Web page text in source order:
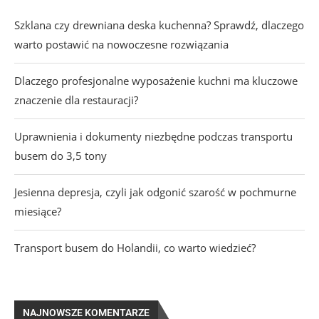
Szklana czy drewniana deska kuchenna? Sprawdź, dlaczego
warto postawić na nowoczesne rozwiązania
Dlaczego profesjonalne wyposażenie kuchni ma kluczowe
znaczenie dla restauracji?
Uprawnienia i dokumenty niezbędne podczas transportu
busem do 3,5 tony
Jesienna depresja, czyli jak odgonić szarość w pochmurne
miesiące?
Transport busem do Holandii, co warto wiedzieć?
NAJNOWSZE KOMENTARZE